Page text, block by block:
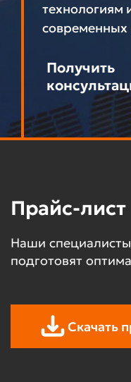
технологиям
современных
Получить
Прайс-лист
Наши
подготовят
Скачать